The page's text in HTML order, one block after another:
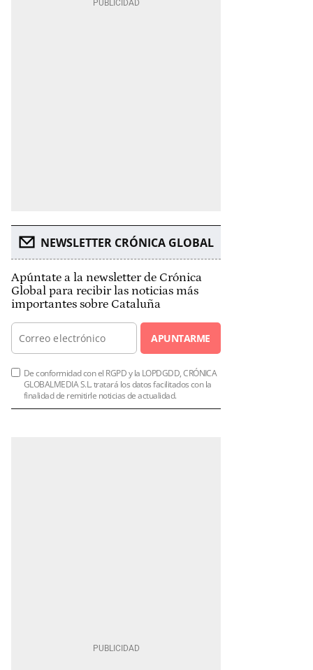
NEWSLETTER CRÓNICA GLOBAL
Apúntate a la newsletter de Crónica
Global para recibir las noticias más
importantes sobre Cataluña
APUNTARME
De conformidad con el RGPD y la LOPDGDD, CRÓNICA
GLOBALMEDIA S.L. tratará los datos facilitados con la
finalidad de remitirle noticias de actualidad.